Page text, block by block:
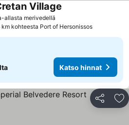
allasta merivedellä
Village
km kohteesta Port of Hersonissos
Katso hinnat
Jaa